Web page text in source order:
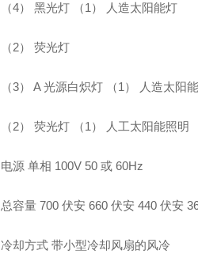
（4） 黑光灯 （1） 人造太阳能灯
（2） 荧光灯
（3） A 光源白炽灯 （1） 人造太阳
（2） 荧光灯 （1） 人工太阳能照明
电源 单相 100V 50 或 60Hz
总容量 700 伏安 660 伏安 440 伏安
冷却方式 带小型冷却风扇的风冷